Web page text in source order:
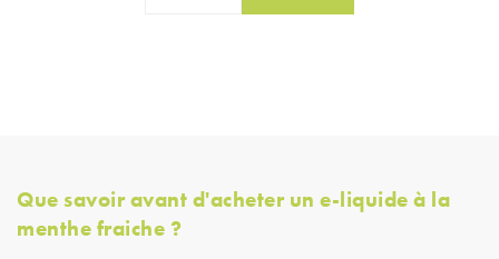
Que savoir avant d'acheter un e-liquide à la
menthe fraiche ?